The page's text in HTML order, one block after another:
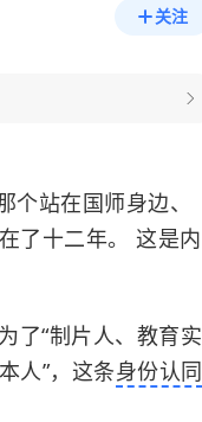
关注
站在国师身边、
了十二年。 这是内
了“制片人、教育实
人”，这条身份认同